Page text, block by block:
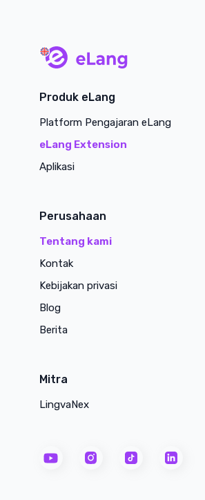
Produk eLang
Platform Pengajaran eLang
eLang Extension
Aplikasi
Perusahaan
Tentang kami
Kontak
Kebijakan privasi
Blog
Berita
Mitra
LingvaNex
youtubeinstagramtiktok linkedin